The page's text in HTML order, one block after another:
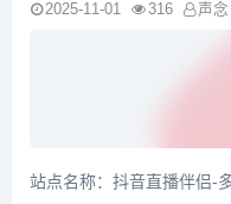
2025-11-01 316 声念
站点名称：抖音直播伴侣-